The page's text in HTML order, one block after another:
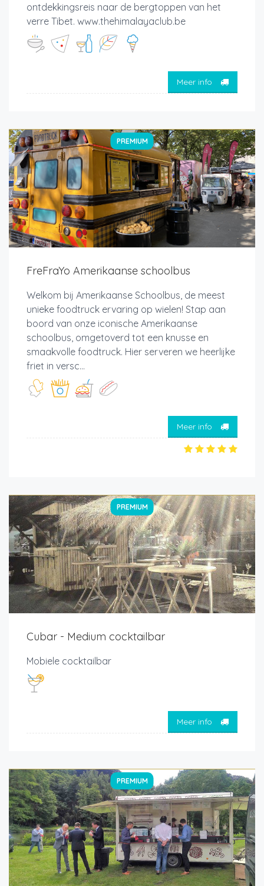
ontdekkingsreis naar de bergtoppen van het
verre Tibet. www.thehimalayaclub.be
Meer info
PREMIUM
FreFraYo Amerikaanse schoolbus
Welkom bij Amerikaanse Schoolbus, de meest
unieke foodtruck ervaring op wielen! Stap aan
boord van onze iconische Amerikaanse
schoolbus, omgetoverd tot een knusse en
smaakvolle foodtruck. Hier serveren we heerlijke
friet in versc...
Meer info
PREMIUM
Cubar - Medium cocktailbar
Mobiele cocktailbar
Meer info
PREMIUM